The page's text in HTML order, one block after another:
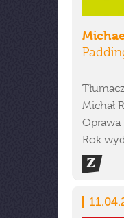
Michał
Oprawa
Rok